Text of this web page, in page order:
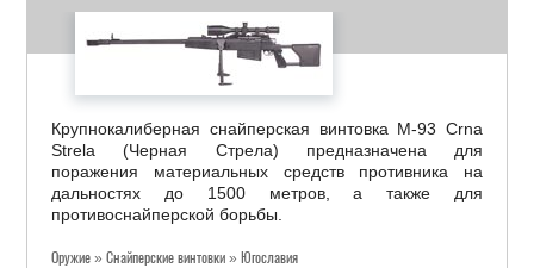
Крупнокалиберная снайперская винтовка М-93 Crna
Strela (Черная Стрела) предназначена для
поражения материальных средств противника на
дальностях до 1500 метров, а также для
противоснайперской борьбы.
Оружие » Снайперские винтовки » Югославия